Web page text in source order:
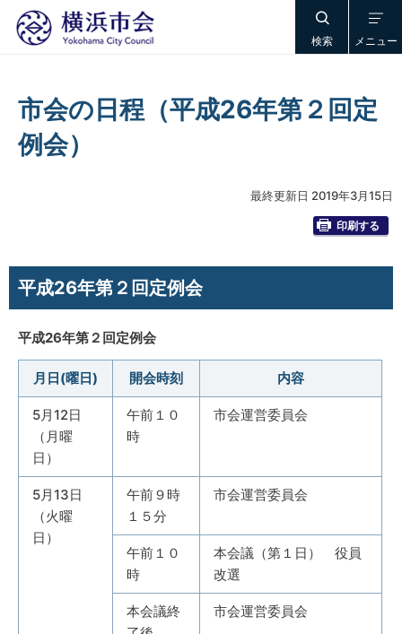
検索 メニュー
市会の日程（平成26年第２回定
例会）
最終更新日 2019年3月15日
印刷する
平成26年第２回定例会
平成26年第２回定例会
月日(曜日) 開会時刻 内容
5月12日
（月曜
日）
午前１０
時
市会運営委員会
5月13日
（火曜
日）
午前９時
１５分
市会運営委員会
午前１０
時
本会議（第１日） 役員
改選
本会議終
市会運営委員会